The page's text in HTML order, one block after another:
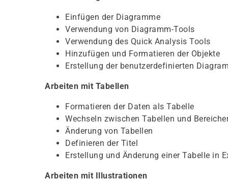
Einfügen der Diagramme
Verwendung von Diagramm-Tools
Verwendung des Quick Analysis Tools
Hinzufügen und Formatieren der Objekte
Erstellung der benutzerdefinierten
Arbeiten mit Tabellen
Formatieren der Daten als Tabelle
Wechseln zwischen Tabellen und
Änderung von Tabellen
Definieren der Titel
Erstellung und Änderung einer Tabelle in
Arbeiten mit Illustrationen